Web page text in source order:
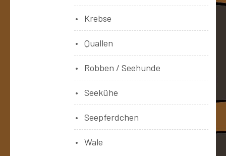
Krebse
Quallen
Robben / Seehunde
Seekühe
Seepferdchen
Wale